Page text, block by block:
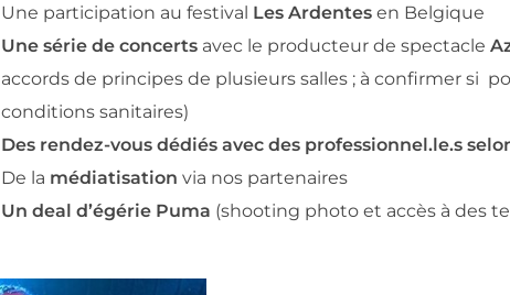
Une participation au festival Les Ardentesen Belgique
Une série de concertsavec le producteur de spectacle
accords de principes de plusieurs salles ; à confirmer si
conditions sanitaires)
Des rendez-vous dédiésavec des professionnel.le.s
De la médiatisation via nos partenaires
Un deal d’égérie Puma (shooting photo et accès à des